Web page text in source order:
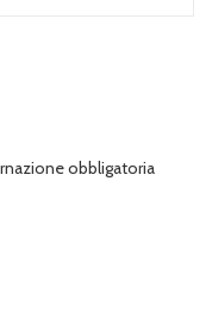
obbligatoria